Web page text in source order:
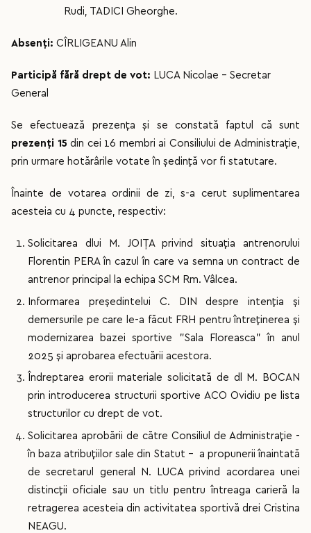
Rudi, TADICI Gheorghe.
Absenți: CÎRLIGEANU Alin
Participă fără drept de vot: LUCA Nicolae – Secretar
General
Se efectuează prezența și se constată faptul că sunt
prezenți 15 din cei 16 membri ai Consiliului de Administrație,
prin urmare hotărârile votate în ședință vor fi statutare.
Înainte de votarea ordinii de zi, s-a cerut suplimentarea
acesteia cu 4 puncte, respectiv:
Solicitarea dlui M. JOIȚA privind situația antrenorului
Florentin PERA în cazul în care va semna un contract de
antrenor principal la echipa SCM Rm. Vâlcea.
Informarea președintelui C. DIN despre intenția și
demersurile pe care le-a făcut FRH pentru întreținerea și
modernizarea bazei sportive ”Sala Floreasca” în anul
2025 și aprobarea efectuării acestora.
Îndreptarea erorii materiale solicitată de dl M. BOCAN
prin introducerea structurii sportive ACO Ovidiu pe lista
structurilor cu drept de vot.
Solicitarea aprobării de către Consiliul de Administrație -
în baza atribuțiilor sale din Statut - a propunerii înaintată
de secretarul general N. LUCA privind acordarea unei
distincții oficiale sau un titlu pentru întreaga carieră la
retragerea acesteia din activitatea sportivă drei Cristina
NEAGU.